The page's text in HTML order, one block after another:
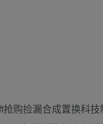
购捡漏合成置换科